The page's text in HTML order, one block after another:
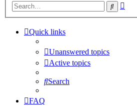
Search
Quick links
Unanswered topics
Active topics
Search
FAQ